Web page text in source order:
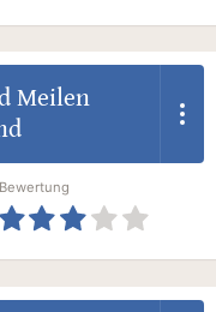
Meilen
Bewertung